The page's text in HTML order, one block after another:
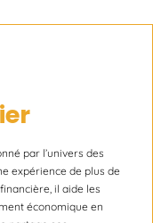
par l’univers des
expérience de plus de
il aide les
économique en